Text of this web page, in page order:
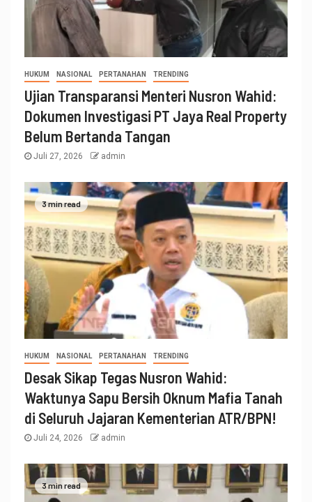
HUKUM NASIONAL PERTANAHAN TRENDING
Ujian Transparansi Menteri Nusron Wahid:
Dokumen Investigasi PT Jaya Real Property
Belum Bertanda Tangan
Juli 27, 2026 admin
3 min read
HUKUM NASIONAL PERTANAHAN TRENDING
Desak Sikap Tegas Nusron Wahid:
Waktunya Sapu Bersih Oknum Mafia Tanah
di Seluruh Jajaran Kementerian ATR/BPN!
Juli 24, 2026 admin
3 min read